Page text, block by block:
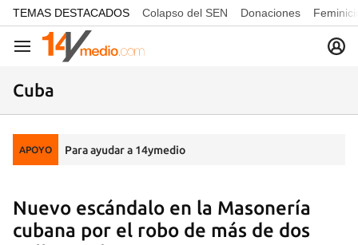
common.go-to-content
TEMAS DESTACADOS Colapso del SEN Donaciones
Navegación
Cuba
APOYO Para ayudar a 14ymedio
Nuevo escándalo en la Masonería
cubana por el robo de más de dos